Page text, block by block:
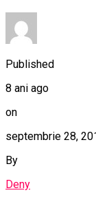
Published
8 ani ago
on
septembrie 28,
By
Deny